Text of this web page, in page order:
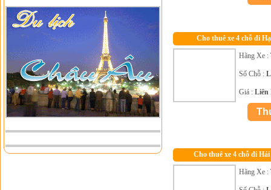
Cho thuê xe 4 chỗ đi
Hãng Xe :
Số Chỗ :
Giá : Liên
Cho thuê xe 4 chỗ đi
Hãng Xe :